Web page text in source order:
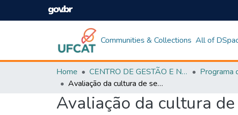
Communities & Collections All of
Home CENTRO DE GESTÃO E NEGÓCIOS
Avaliação da cultura de segurança de uma montadora de veículos
Avaliação da cultura